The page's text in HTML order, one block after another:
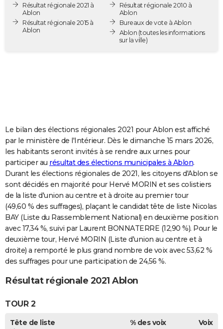
Destinations
City break
Voyage nature
Voyage de noces
Forum
PHOTO
GUIDES D'ACHAT
COPAINS D'AVANT
S'inscrire
Se connecter
Lycées
Collèges
Primaires
Universités
Entreprises
Service militaire
Avis de recherche
AVIS DE DÉCÈS
FORUM
Bricolage
Lifestyle
Culture
Sport
Auto
Television
Voyage
Cinema
Résultat régionale 2021 à
Ablon
Résultat régionale 2015 à
Ablon
Résultat régionale 2010 à
Ablon
Bureaux de vote à Ablon
Ablon (toutes les informations
sur la ville)
Le bilan des élections régionales 2021 pour Ablon est affiché
par le ministère de l'Intérieur. Dès le dimanche 15 mars 2026,
les habitants seront invités à se rendre aux urnes pour
participer au résultat des élections municipales à Ablon.
Durant les élections régionales de 2021, les citoyens d'Ablon se
sont décidés en majorité pour Hervé MORIN et ses colistiers
de la liste d'union au centre et à droite au premier tour
(49,60 % des suffrages), plaçant le candidat tête de liste Nicolas
BAY (Liste du Rassemblement National) en deuxième position
avec 17,34 %, suivi par Laurent BONNATERRE (12,90 %). Pour le
deuxième tour, Hervé MORIN (Liste d'union au centre et à
droite) a remporté le plus grand nombre de voix avec 53,62 %
des suffrages pour une participation de 24,56 %.
Résultat régionale 2021 Ablon
TOUR 2
Tête de liste % des voix Voix